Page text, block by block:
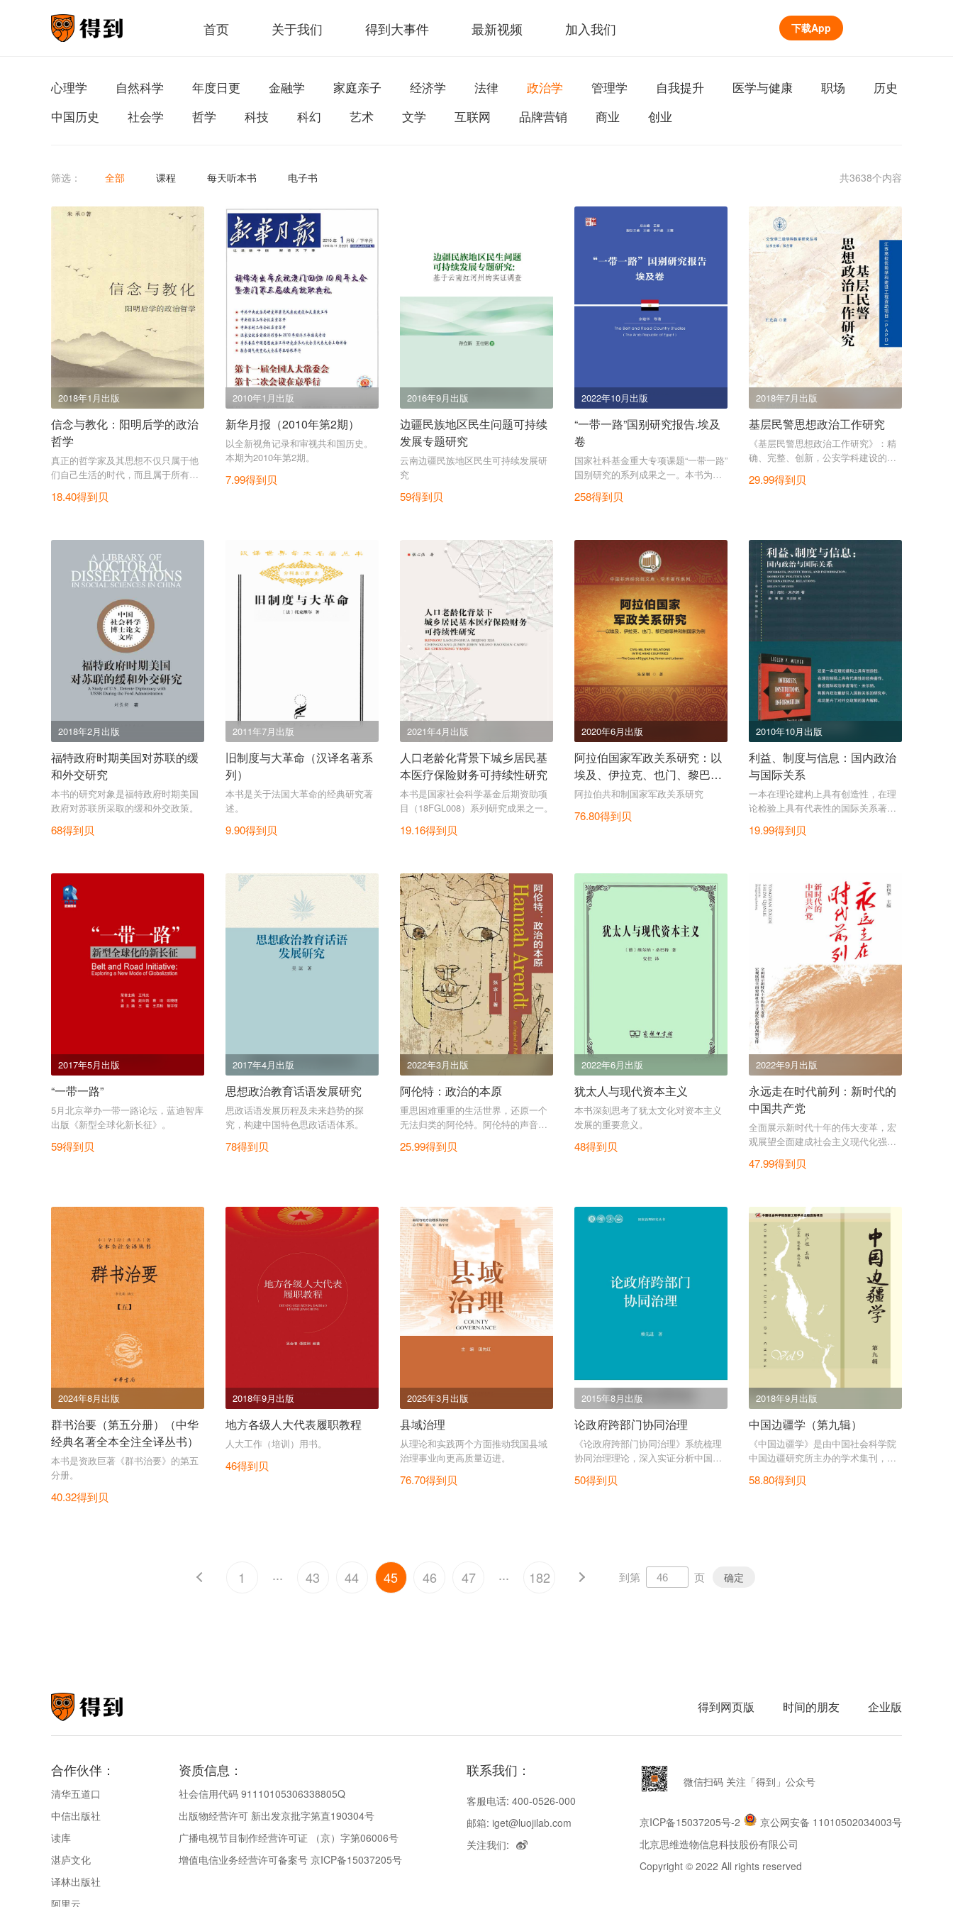
首页 关于我们 得到大事件 最新视频 加入我们 下载App
心理学 自然科学 年度日更 金融学 家庭亲子 经济学 法律 政治学 管理学 自我提升 医学与健康 职场
历史
中国历史
社会学 哲学 科技 科幻 艺术 文学 互联网 品牌营销 商业 创业
筛选： 全部 课程 每天听本书 电子书 共3638个内容
2018年1月出版
信念与教化：阳明后学的政治
哲学
真正的哲学家及其思想不仅只属于他
们自己生活的时代，而且属于所有的
18.40得到贝
2010年1月出版
新华月报（2010年第2期）
以全新视角记录和审视共和国历史。
本期为2010年第2期。
7.99得到贝
2016年9月出版
边疆民族地区民生问题可持续
发展专题研究
云南边疆民族地区民生可持续发展研
究
59得到贝
2022年10月出版
“一带一路”国别研究报告.埃及
卷
国家社科基金重大专项课题“一带一路”
国别研究的系列成果之一。本书为埃
258得到贝
2018年7月出版
基层民警思想政治工作研究
《基层民警思想政治工作研究》：精
确、完整、创新，公安学科建设的积
29.99得到贝
2018年2月出版
福特政府时期美国对苏联的缓
和外交研究
本书的研究对象是福特政府时期美国
政府对苏联所采取的缓和外交政策。
68得到贝
2011年7月出版
旧制度与大革命（汉译名著系
列）
本书是关于法国大革命的经典研究著
述。
9.90得到贝
2021年4月出版
人口老龄化背景下城乡居民基
本医疗保险财务可持续性研究
本书是国家社会科学基金后期资助项
目（18FGL008）系列研究成果之一。
19.16得到贝
2020年6月出版
阿拉伯国家军政关系研究：以
埃及、伊拉克、也门、黎巴嫩
等共和制国家为例（中国非洲
研究院文库·学术著作）
阿拉伯共和制国家军政关系研究
76.80得到贝
2010年10月出版
利益、制度与信息：国内政治
与国际关系
一本在理论建构上具有创造性，在理
论检验上具有代表性的国际关系著
19.99得到贝
2017年5月出版
“一带一路”
5月北京举办一带一路论坛，蓝迪智库
出版《新型全球化新长征》。
59得到贝
2017年4月出版
思想政治教育话语发展研究
思政话语发展历程及未来趋势的探
究，构建中国特色思政话语体系。
78得到贝
2022年3月出版
阿伦特：政治的本原
重思困难重重的生活世界，还原一个
无法归类的阿伦特。阿伦特的声音虽
仍需要她的陪伴。
25.99得到贝
2022年6月出版
犹太人与现代资本主义
本书深刻思考了犹太文化对资本主义
发展的重要意义。
48得到贝
2022年9月出版
永远走在时代前列：新时代的
中国共产党
全面展示新时代十年的伟大变革，宏
观展望全面建成社会主义现代化强国
47.99得到贝
2024年8月出版
群书治要（第五分册）（中华
经典名著全本全注全译丛书）
本书是资政巨著《群书治要》的第五
分册。
40.32得到贝
2018年9月出版
地方各级人大代表履职教程
人大工作（培训）用书。
46得到贝
2025年3月出版
县域治理
从理论和实践两个方面推动我国县域
治理事业向更高质量迈进。
76.70得到贝
2015年8月出版
论政府跨部门协同治理
《论政府跨部门协同治理》系统梳理
协同治理理论，深入实证分析中国特
50得到贝
2018年9月出版
中国边疆学（第九辑）
《中国边疆学》是由中国社会科学院
中国边疆研究所主办的学术集刊，本
58.80得到贝
1 ... 43 44 45 46 47 ... 182 到第 页 确定
得到网页版 时间的朋友 企业版
合作伙伴：
清华五道口
中信出版社
读库
湛庐文化
译林出版社
阿里云
资质信息：
社会信用代码 91110105306338805Q
出版物经营许可 新出发京批字第直190304号
广播电视节目制作经营许可证 （京）字第06006号
增值电信业务经营许可备案号 京ICP备15037205号
联系我们：
客服电话: 400-0526-000
邮箱: iget@luojilab.com
关注我们:
微信扫码 关注「得到」公众号
京ICP备15037205号-2
京公网安备 11010502034003号
北京思维造物信息科技股份有限公司
Copyright © 2022 All rights reserved